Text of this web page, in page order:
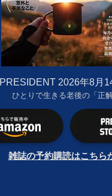
PRESIDENT 2026年8月
ひとりで生きる老後の「正解
雑誌の予約購読はこちら